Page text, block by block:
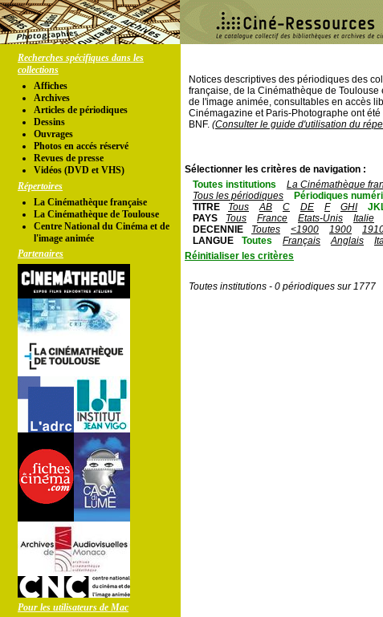
Recherches spécifiques dans les
collections
Affiches
Archives
Articles de périodiques
Dessins
Ouvrages
Photos en accés réservé
Revues de presse
Vidéos (DVD et VHS)
Répertoires
La Cinémathèque française
La Cinémathèque de Toulouse
Centre National du Cinéma et de
l'image animée
Partenaires
Pour les utilisateurs de Mac
Notices descriptives des périodiques des
française, de la Cinémathèque de
de l'image animée, consultables en accès
Cinémagazine et Paris-Photographe ont
BNF. (Consulter le guide d'utilisation du
Sélectionner les critères de navigation :
Toutes institutions
La Cinémathèque
Tous les périodiques
Périodiques
TITRE
Tous AB C DE F GHI
PAYS
Tous France Etats-Unis Italie
DECENNIE
Toutes <1900 1900
LANGUE
Toutes Français Anglais
Réinitialiser les critères
Toutes institutions - 0 périodiques sur 1777